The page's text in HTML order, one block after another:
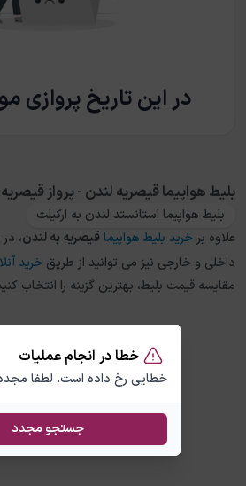
خطا در انجام عملیات
خطایی رخ داده است. لطفا
جستجو مجدد
در این تاریخ پروازی
بلیط هواپیما قیصریه لندن - پرواز
بلیط هواپیما استانستد لندن به ارکیلت
علاوه بر خرید بلیط هواپیما قیصریهبهلندن
داخلی و خارجی نیز می توانید از طریق خرید
مقایسه قیمت بلیط، بهترین گزینه را انتخاب